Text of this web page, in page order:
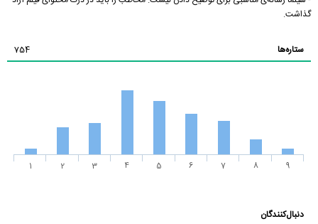
گذاشت.
ستاره‌ها 754
1 2 3 4 5 6 7 8 9
دنبال‌کنندگان